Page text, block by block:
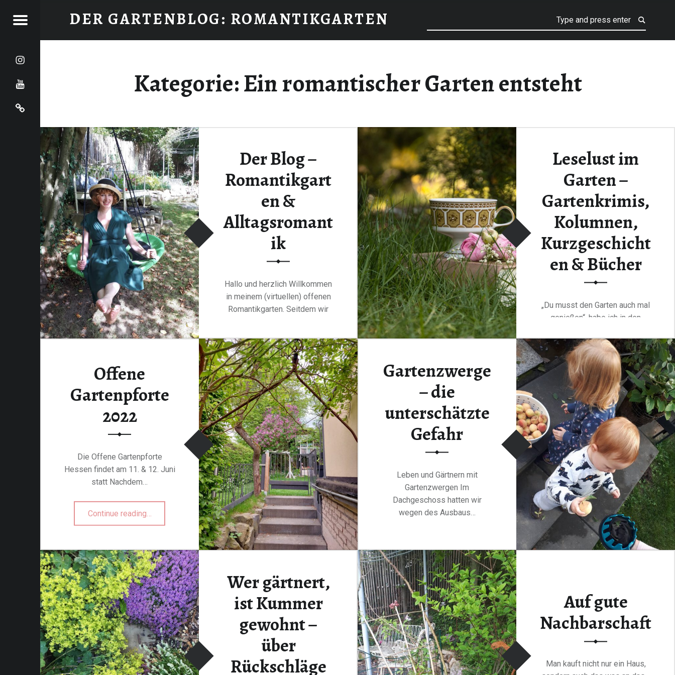
DER GARTENBLOG: ROMANTIKGARTEN
Ein romantischer Garten in Nordhessen
Menu
Kategorie:Ein romantischer Garten entsteht
Der Blog –
Romantikgart
en &
Alltagsromant
ik
Hallo und herzlich Willkommen
in meinem (virtuellen) offenen
Romantikgarten. Seitdem wir
Continue reading“Der Blog – Romantikgarten & Alltagsromantik”
…
Leselust im
Garten –
Gartenkrimis,
Kolumnen,
Kurzgeschicht
en & Bücher
„Du musst den Garten auch mal
genießen“, habe ich in den
Continue reading“Leselust im Garten – Gartenkrimis, Kolumnen, Kurzgeschichten & Bücher”
…
Offene
Gartenpforte
2022
Die Offene Gartenpforte
Hessen findet am 11. & 12. Juni
statt Nachdem…
Continue reading
Gartenzwerge
– die
unterschätzte
Gefahr
Leben und Gärtnern mit
Gartenzwergen Im
Dachgeschoss hatten wir
wegen des Ausbaus…
Wer gärtnert,
ist Kummer
gewohnt –
über
Rückschläge
Auf gute
Nachbarschaft
Man kauft nicht nur ein Haus,